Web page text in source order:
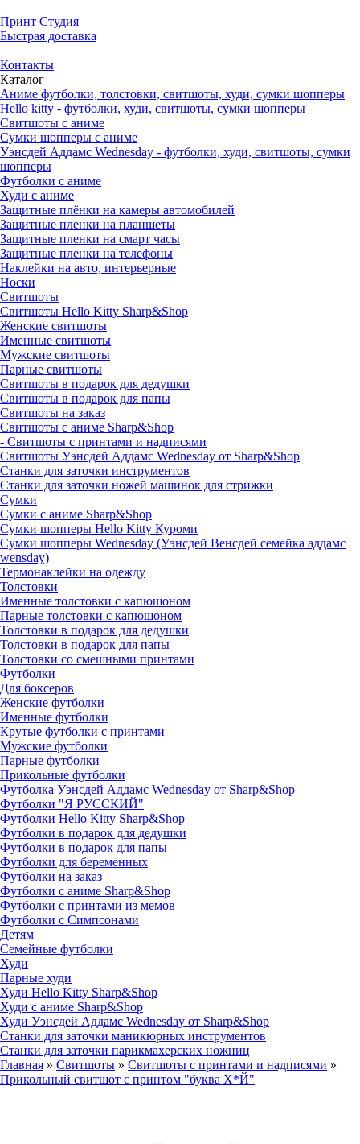
Принт Студия
Быстрая доставка
Контакты
Каталог
Аниме футболки, толстовки, свитшоты, худи, сумки шопперы
Hello kitty - футболки, худи, свитшоты, сумки шопперы
Свитшоты с аниме
Сумки шопперы с аниме
Уэнсдей Аддамс Wednesday - футболки, худи, свитшоты, сумки
шопперы
Футболки с аниме
Худи с аниме
Защитные плёнки на камеры автомобилей
Защитные пленки на планшеты
Защитные пленки на смарт часы
Защитные пленки на телефоны
Наклейки на авто, интерьерные
Носки
Свитшоты
Cвитшоты Hello Kitty Sharp&Shop
Женские свитшоты
Именные свитшоты
Мужские свитшоты
Парные свитшоты
Свитшоты в подарок для дедушки
Свитшоты в подарок для папы
Свитшоты на заказ
Свитшоты с аниме Sharp&Shop
- Свитшоты с принтами и надписями
Свитшоты Уэнсдей Аддамс Wednesday от Sharp&Shop
Станки для заточки инструментов
Станки для заточки ножей машинок для стрижки
Сумки
Сумки с аниме Sharp&Shop
Сумки шопперы Hello Kitty Куроми
Сумки шопперы Wednesday (Уэнсдей Венсдей семейка аддамс
wensday)
Термонаклейки на одежду
Толстовки
Именные толстовки с капюшоном
Парные толстовки с капюшоном
Толстовки в подарок для дедушки
Толстовки в подарок для папы
Толстовки со смешными принтами
Футболки
Для боксеров
Женские футболки
Именные футболки
Крутые футболки с принтами
Мужские футболки
Парные футболки
Прикольные футболки
Футболка Уэнсдей Аддамс Wednesday от Sharp&Shop
Футболки "Я РУССКИЙ"
Футболки Hello Kitty Sharp&Shop
Футболки в подарок для дедушки
Футболки в подарок для папы
Футболки для беременных
Футболки на заказ
Футболки с аниме Sharp&Shop
Футболки с принтами из мемов
Футболки с Симпсонами
Детям
Семейные футболки
Худи
Парные худи
Худи Hello Kitty Sharp&Shop
Худи с аниме Sharp&Shop
Худи Уэнсдей Аддамс Wednesday от Sharp&Shop
Станки для заточки маникюрных инструментов
Станки для заточки парикмахерских ножниц
Главная » Свитшоты » Свитшоты с принтами и надписями »
Прикольный свитшот с принтом "буква Х*Й"